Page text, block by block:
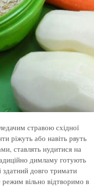
стравою східної
ріжуть або навіть рвуть
ставлять нудитися на
димламу готують
здатний довго тримати
вільно відтворимо в